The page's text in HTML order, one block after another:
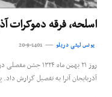
اسلحه، فرقه دموکرات
یونس لیثی دریلو 20-9-1401
روز ۲۱ بهمن ماه
آذربایجان آنرا به تفصیل گزارش